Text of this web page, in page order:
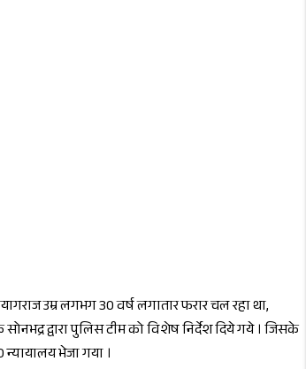
उम्र लगभग 30 वर्ष लगातार फरार चल रहा था,
द्वारा पुलिस टीम को विशेष निर्देश दिये गये । जिसके
भेजा गया ।